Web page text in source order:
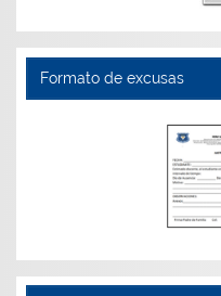
Formato de excusas